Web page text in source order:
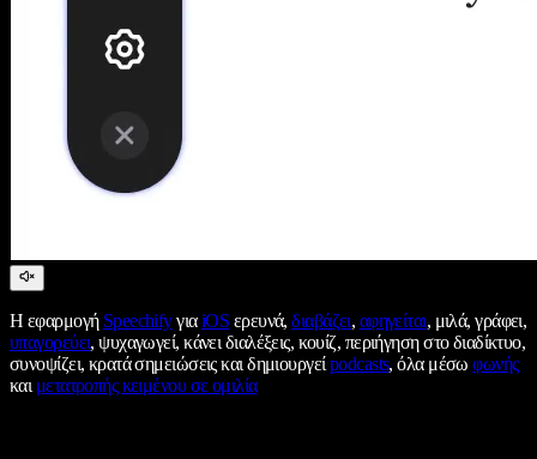
Η εφαρμογή SpeechifyγιαiOS ερευνά,διαβάζει, αφηγείται, μιλά, γράφει,
υπαγορεύει, ψυχαγωγεί, κάνει διαλέξεις, κουίζ, περιήγηση στο διαδίκτυο,
συνοψίζει, κρατά σημειώσεις και δημιουργείpodcasts, όλα μέσωφωνής
καιμετατροπής κειμένου σε ομιλία